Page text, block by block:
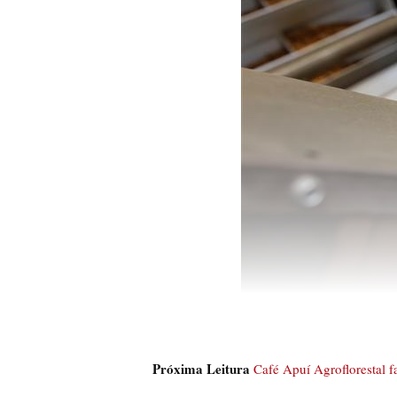
Tecnologias para classificação dos
Próxima Leitura Café Apuí Agroflorestal